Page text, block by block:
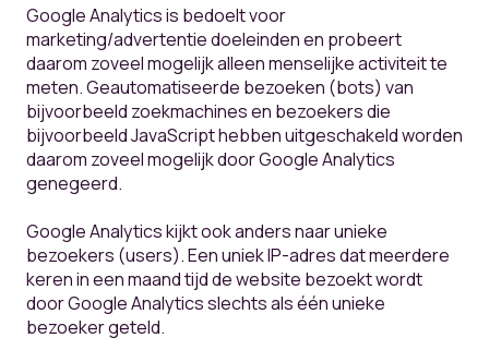
Google Analytics is bedoelt voor
marketing/advertentie doeleinden en probeert
daarom zoveel mogelijk alleen menselijke activiteit te
meten. Geautomatiseerde bezoeken (bots) van
bijvoorbeeld zoekmachines en bezoekers die
bijvoorbeeld JavaScript hebben uitgeschakeld worden
daarom zoveel mogelijk door Google Analytics
genegeerd.
Google Analytics kijkt ook anders naar unieke
bezoekers (users). Een uniek IP-adres dat meerdere
keren in een maand tijd de website bezoekt wordt
door Google Analytics slechts als één unieke
bezoeker geteld.